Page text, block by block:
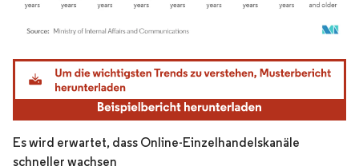
Bild © Mordor Intelligence. Wiederverwendung erfordert Namensnennung gemäß
Es wird erwartet, dass Online-Einzelhandelskanäle
schneller wachsen